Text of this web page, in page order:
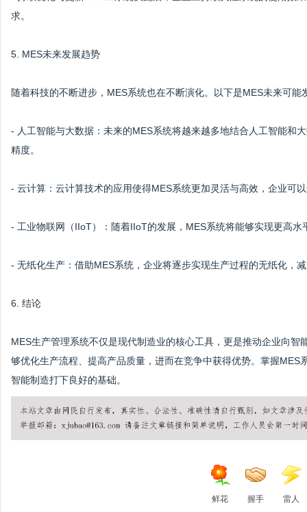
求。
5. MES未来发展趋势
随着科技的不断进步，MES系统也在不断演化。以下是MES未来可能
- 人工智能与大数据：未来的MES系统将越来越多地结合人工智能和
精度。
- 云计算：云计算技术的应用使得MES系统更加灵活与高效，企业可
- 工业物联网（IIoT）：随着IIoT的发展，MES系统将能够实现更高
- 无纸化生产：借助MES系统，企业将逐步实现生产过程的无纸化，
6. 结论
MES生产管理系统不仅是现代制造业的核心工具，更是推动企业向
够优化生产流程、提高产品质量，进而在竞争中获得优势。掌握
智能制造打下良好的基础。
鲜花 握手 雷人